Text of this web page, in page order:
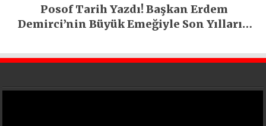
Posof Tarih Yazdı! Başkan Erdem
Demirci’nin Büyük Emeğiyle Son Yılların